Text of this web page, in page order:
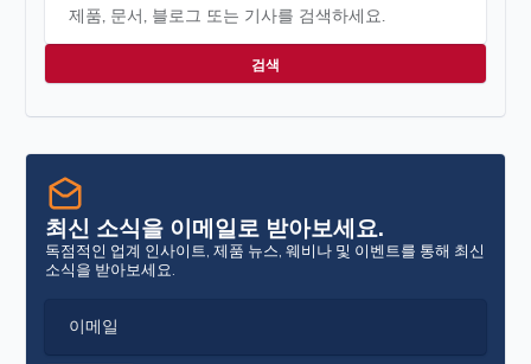
제품, 문서, 블로그 또는 기사를 검색하세요.
최신 소식을 이메일로 받아보세요.
독점적인 업계 인사이트, 제품 뉴스, 웨비나 및 이벤트를 통해 최신
소식을 받아보세요.
이메일